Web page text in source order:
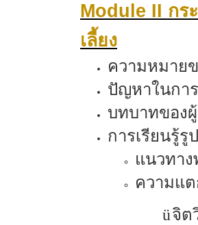
Module II กร
เลี้ยง
ความหมาย
ปัญหาในกา
บทบาทของ
การเรียนรู้รู
แนวทา
ความแต
üจิต